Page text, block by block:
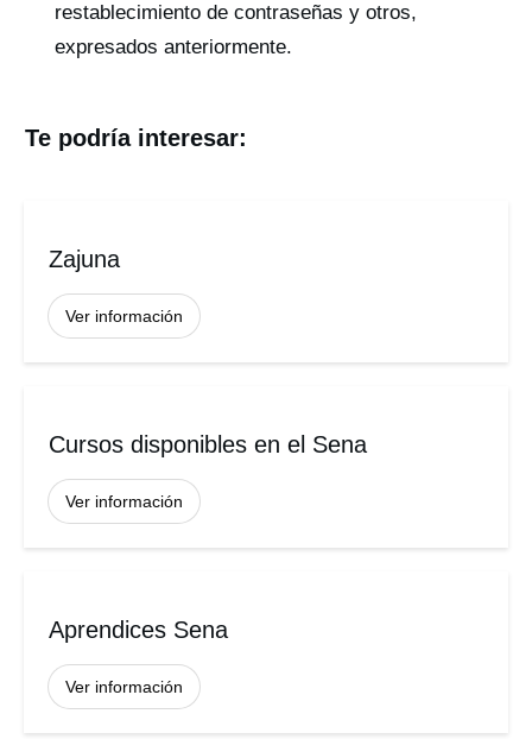
restablecimiento de contraseñas y otros,
expresados anteriormente.
Te podría interesar:
Zajuna
Ver información
Cursos disponibles en el Sena
Ver información
Aprendices Sena
Ver información